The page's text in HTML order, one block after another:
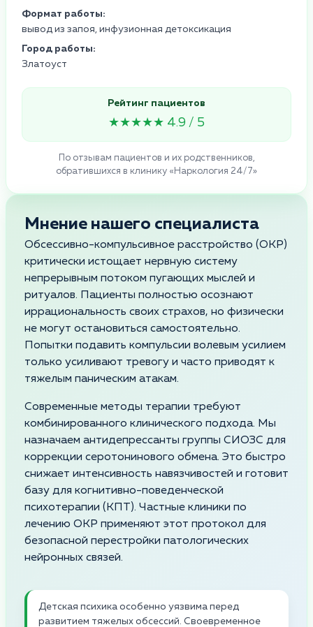
Формат работы:
вывод из запоя, инфузионная детоксикация
Город работы:
Златоуст
Рейтинг пациентов
★★★★★ 4.9 / 5
По отзывам пациентов и их родственников,
обратившихся в клинику «Наркология 24/7»
Мнение нашего специалиста
Обсессивно-компульсивное расстройство (ОКР)
критически истощает нервную систему
непрерывным потоком пугающих мыслей и
ритуалов. Пациенты полностью осознают
иррациональность своих страхов, но физически
не могут остановиться самостоятельно.
Попытки подавить компульсии волевым усилием
только усиливают тревогу и часто приводят к
тяжелым паническим атакам.
Современные методы терапии требуют
комбинированного клинического подхода. Мы
назначаем антидепрессанты группы СИОЗС для
коррекции серотонинового обмена. Это быстро
снижает интенсивность навязчивостей и готовит
базу для когнитивно-поведенческой
психотерапии (КПТ). Частные клиники по
лечению ОКР применяют этот протокол для
безопасной перестройки патологических
нейронных связей.
Детская психика особенно уязвима перед
развитием тяжелых обсессий. Своевременное